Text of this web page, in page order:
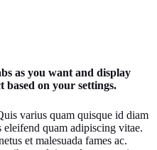
as you want and display
on your settings.
varius quam quisque id diam
quam adipiscing vitae.
et malesuada fames ac.